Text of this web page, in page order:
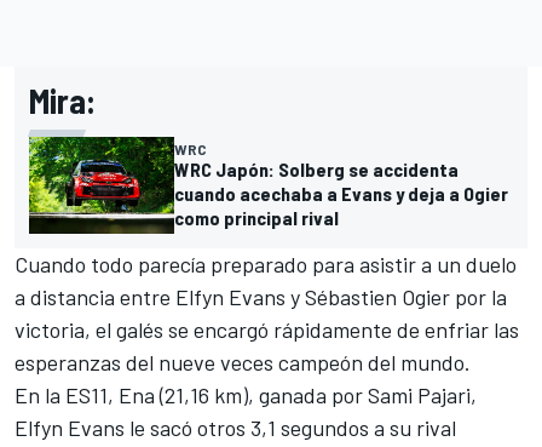
Mira:
WRC
WRC Japón: Solberg se accidenta
cuando acechaba a Evans y deja a Ogier
como principal rival
Cuando todo parecía preparado para asistir a un duelo
a distancia entre Elfyn Evans ySébastien Ogier por la
victoria, el galés se encargó rápidamente de enfriar las
esperanzas del nueve veces campeón del mundo.
En la ES11, Ena (21,16 km), ganada porSami Pajari,
Elfyn Evans le sacó otros 3,1 segundos a su rival